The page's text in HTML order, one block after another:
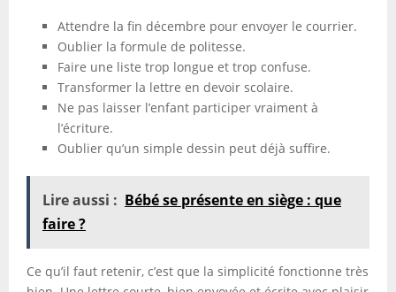
Attendre la fin décembre pour envoyer le courrier.
Oublier la formule de politesse.
Faire une liste trop longue et trop confuse.
Transformer la lettre en devoir scolaire.
Ne pas laisser l’enfant participer vraiment à
l’écriture.
Oublier qu’un simple dessin peut déjà suffire.
Lire aussi : Bébé se présente en siège : que
faire ?
Ce qu’il faut retenir, c’est que la simplicité fonctionne très